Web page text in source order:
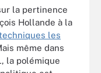
la pertinence
Hollande à la
les
même dans
la polémique